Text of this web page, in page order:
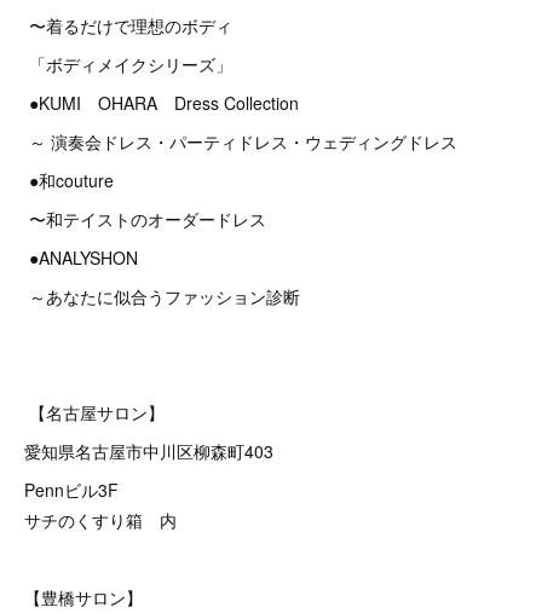
〜着るだけで理想のボディ
「ボディメイクシリーズ」
●KUMI OHARA Dress Collection
～ 演奏会ドレス・パーティドレス・ウェディングドレス
●和couture
〜和テイストのオーダードレス
●ANALYSHON
～あなたに似合うファッション診断
【名古屋サロン】
愛知県名古屋市中川区柳森町403
Pennビル3F
サチのくすり箱 内
【豊橋サロン】